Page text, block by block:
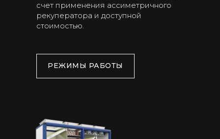
счет применения ассиметричного
рекуператора и доступной
стоимостью.
РЕЖИМЫ РАБОТЫ